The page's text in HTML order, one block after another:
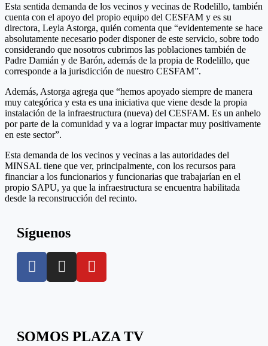
Esta sentida demanda de los vecinos y vecinas de Rodelillo, también
cuenta con el apoyo del propio equipo del CESFAM y es su
directora, Leyla Astorga, quién comenta que “evidentemente se hace
absolutamente necesario poder disponer de este servicio, sobre todo
considerando que nosotros cubrimos las poblaciones también de
Padre Damián y de Barón, además de la propia de Rodelillo, que
corresponde a la jurisdicción de nuestro CESFAM”.
Además, Astorga agrega que “hemos apoyado siempre de manera
muy categórica y esta es una iniciativa que viene desde la propia
instalación de la infraestructura (nueva) del CESFAM. Es un anhelo
por parte de la comunidad y va a lograr impactar muy positivamente
en este sector”.
Esta demanda de los vecinos y vecinas a las autoridades del
MINSAL tiene que ver, principalmente, con los recursos para
financiar a los funcionarios y funcionarias que trabajarían en el
propio SAPU, ya que la infraestructura se encuentra habilitada
desde la reconstrucción del recinto.
Síguenos
SOMOS PLAZA TV